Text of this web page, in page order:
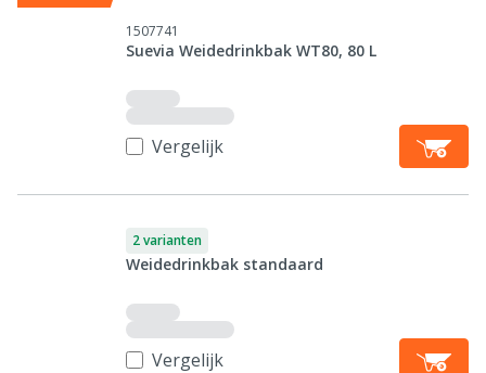
1507741
Suevia Weidedrinkbak WT80, 80 L
Vergelijk
2 varianten
Weidedrinkbak standaard
Vergelijk